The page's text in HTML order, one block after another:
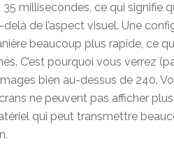
millisecondes, ce qui signifie
de l’aspect visuel. Une
beaucoup plus rapide, ce
C’est pourquoi vous verrez
bien au-dessus de 240.
ne peuvent pas afficher
qui peut transmettre